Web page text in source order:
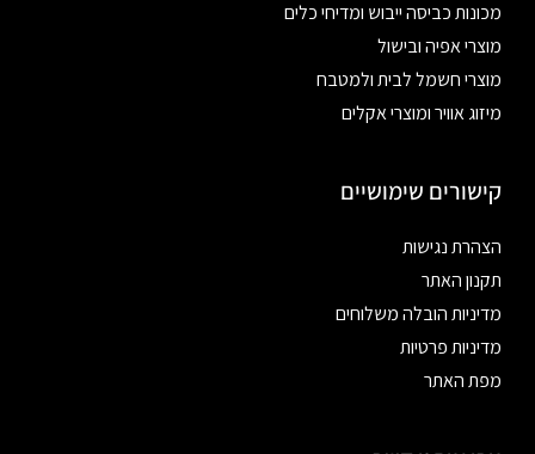
מכונות כביסה ייבוש ומדיחי כלים
מוצרי אפיה ובישול
מוצרי חשמל לבית ולמטבח
מיזוג אוויר ומוצרי אקלים
קישורים שימושיים
הצהרת נגישות
תקנון האתר
מדיניות הובלה משלוחים
מדיניות פרטיות
מפת האתר